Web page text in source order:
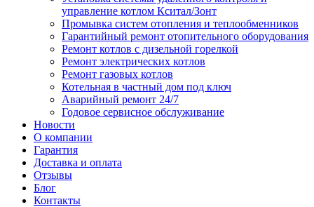
управление котлом Кситал/Зонт
Промывка систем отопления и теплообменников
Гарантийный ремонт отопительного оборудования
Ремонт котлов с дизельной горелкой
Ремонт электрических котлов
Ремонт газовых котлов
Котельная в частный дом под ключ
Аварийный ремонт 24/7
Годовое сервисное обслуживание
Новости
О компании
Гарантия
Доставка и оплата
Отзывы
Блог
Контакты